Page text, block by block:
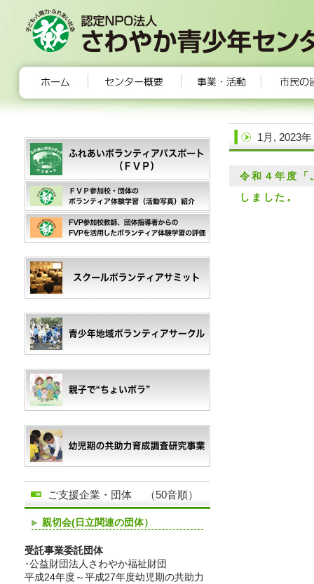
1月, 2023年
令和４年度
しました。
ご支援企業・団体 （50音順）
親切会(日立関連の団体）
受託事業委託団体
･公益財団法人さわやか福祉財団
平成24年度～平成27年度幼児期の共助力